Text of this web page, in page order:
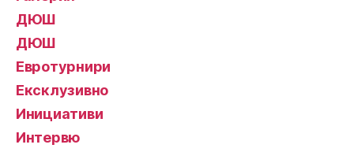
ДЮШ
ДЮШ
Евротурнири
Ексклузивно
Инициативи
Интервю